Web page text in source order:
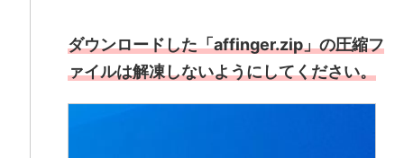
ダウンロードした「affinger.zip」の圧縮フ
ァイルは解凍しないようにしてください。